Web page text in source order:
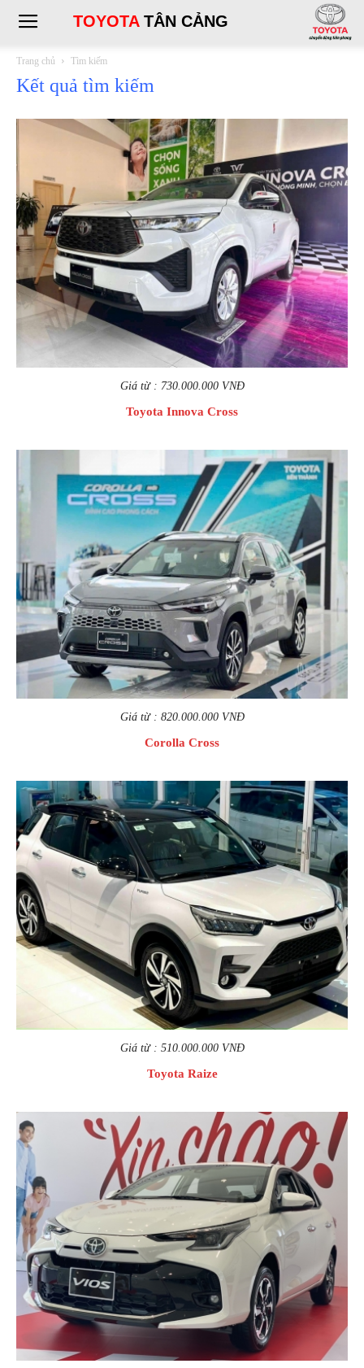
TOYOTATÂN CẢNG
Trang chủ Tìm kiếm
Kết quả tìm kiếm
Giá từ : 730.000.000 VNĐ
Toyota Innova Cross
Giá từ : 820.000.000 VNĐ
Corolla Cross
Giá từ : 510.000.000 VNĐ
Toyota Raize